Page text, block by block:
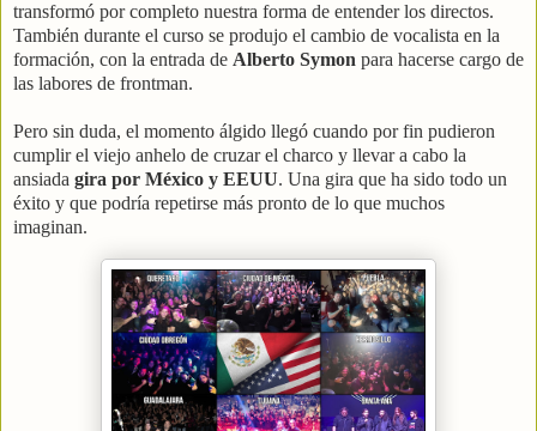
transformó por completo nuestra forma de entender los directos.
También durante el curso se produjo el cambio de vocalista en la
formación, con la entrada de Alberto Symon para hacerse cargo de
las labores de frontman.
Pero sin duda, el momento álgido llegó cuando por fin pudieron
cumplir el viejo anhelo de cruzar el charco y llevar a cabo la
ansiada gira por México y EEUU. Una gira que ha sido todo un
éxito y que podría repetirse más pronto de lo que muchos
imaginan.